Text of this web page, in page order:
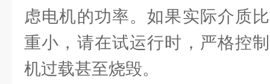
虑电机的功率。如果实际介质
重小，请在试运行时，严格控
机过载甚至烧毁。